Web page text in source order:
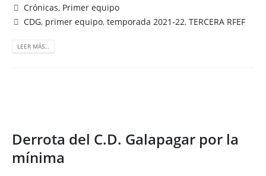
Crónicas, Primer equipo
CDG, primer equipo,temporada 2021-22,TERCERA RFEF
LEER MÁS…
Derrota del C.D. Galapagar por la
mínima